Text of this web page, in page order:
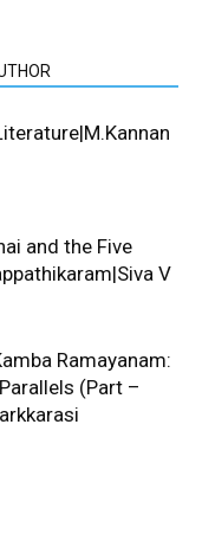
and the Five
V
Ramayanam:
(Part –